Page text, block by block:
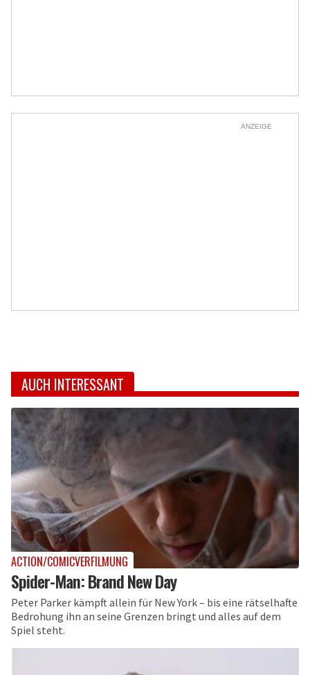
ANZEIGE
AUCH INTERESSANT
ACTION/COMICVERFILMUNG
Spider-Man: Brand New Day
Peter Parker kämpft allein für New York – bis eine rätselhafte
Bedrohung ihn an seine Grenzen bringt und alles auf dem
Spiel steht.